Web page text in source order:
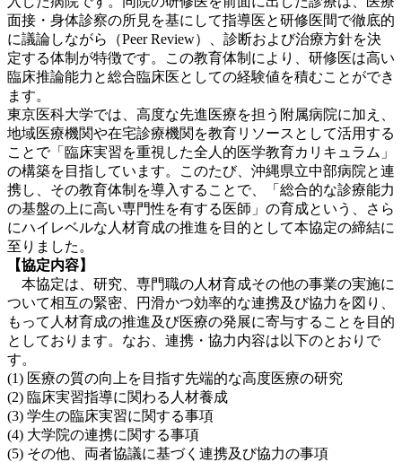
面接・身体診察の所見を基にして指導医と研修医間で徹底的
に議論しながら（Peer Review）、診断および治療方針を決
定する体制が特徴です。この教育体制により、研修医は高い
臨床推論能力と総合臨床医としての経験値を積むことができ
ます。
東京医科大学では、高度な先進医療を担う附属病院に加え、
地域医療機関や在宅診療機関を教育リソースとして活用する
ことで「臨床実習を重視した全人的医学教育カリキュラム」
の構築を目指しています。このたび、沖縄県立中部病院と連
携し、その教育体制を導入することで、「総合的な診療能力
の基盤の上に高い専門性を有する医師」の育成という、さら
にハイレベルな人材育成の推進を目的として本協定の締結に
至りました。
【協定内容】
本協定は、研究、専門職の人材育成その他の事業の実施に
ついて相互の緊密、円滑かつ効率的な連携及び協力を図り、
もって人材育成の推進及び医療の発展に寄与することを目的
としております。なお、連携・協力内容は以下のとおりで
す。
(1) 医療の質の向上を目指す先端的な高度医療の研究
(2) 臨床実習指導に関わる人材養成
(3) 学生の臨床実習に関する事項
(4) 大学院の連携に関する事項
(5) その他、両者協議に基づく連携及び協力の事項